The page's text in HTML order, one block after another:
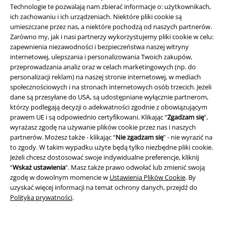
Technologie te pozwalają nam zbierać informacje o: użytkownikach,
ich zachowaniu i ich urządzeniach. Niektóre pliki cookie są
umieszczane przez nas, a niektóre pochodzą od naszych partnerów.
Zarówno my, jak i nasi partnerzy wykorzystujemy pliki cookie w celu:
zapewnienia niezawodności i bezpieczeństwa naszej witryny
internetowej, ulepszania i personalizowania Twoich zakupów,
przeprowadzania analiz oraz w celach marketingowych (np. do
personalizacji reklam) na naszej stronie internetowej, w mediach
społecznościowych i na stronach internetowych osób trzecich. Jeżeli
dane są przesyłane do USA, są udostępniane wyłącznie partnerom,
którzy podlegają decyzji o adekwatności zgodnie z obowiązującym
prawem UE i są odpowiednio certyfikowani. Klikając “Zgadzam się”,
wyrażasz zgodę na używanie plików cookie przez nas i naszych
partnerów. Możesz także - klikając “Nie zgadzam się” - nie wyrazić na
to zgody. W takim wypadku użyte będą tylko niezbędne pliki cookie.
Jeżeli chcesz dostosować swoje indywidualne preferencje, kliknij
“Wskaż ustawienia”. Masz także prawo odwołać lub zmienić swoją
zgodę w dowolnym momencie w Ustawienia Plików Cookie. By
uzyskać więcej informacji na temat ochrony danych, przejdź do
Polityka prywatności.
czy Hisoka, mamy je wszystkie. Dostarcz nasze Koszulki Hunter x
Hunter do domu. W mgnieniu oka zdasz egzamin na łowcę i będziesz
mógł dołączyć do Gona i jego przyjaciół w ich przygodach!
Osoba, której imię napiszesz w tej książce, umrze. Czy jesteś również
fanem Death Note? W takim razie nasz merch Death Note jest właśnie
dla Ciebie. Nieważne, czy to Team Kira, Team L czy raczej Team Ryuk,
naszekoszulki Death Note trafiają w każdy gust. Bo czy wiesz, że
Shinigami jedzą tylko jabłka?
Death Notew było dla ciebie zbyt mroczne? W takim razie bohaterowie
My Hero Academia zdecydowanie bardziej przypadną ci do gustu. Czy
również wolałbyś odwiedzić UA z Deku, Bakugo i Ochako, czy może
jesteś bardziej fanem Ligi Złoczyńców? Nieważne, czy jesteś bohaterem,
czy złoczyńcą, w naszym sklepie zgadżetami My Hero Academiana
pewno znajdziesz to, czego szukasz. Co powiesz na limitowaną edycję
figurek My Hero Academialub zabawne figurki Funko Pop?
Ubrania anime - pasujące do Twojego ulubionego anime